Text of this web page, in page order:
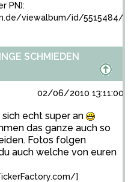
PN):
viewalbum/id/5515484/
SCHMIEDEN
02/06/2010 13:11:00
echt super an
das ganze auch so
Fotos folgen
auch welche von euren
]